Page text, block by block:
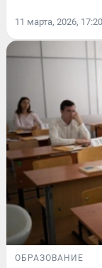
11 марта, 2026, 17:20
ОБРАЗОВАНИЕ